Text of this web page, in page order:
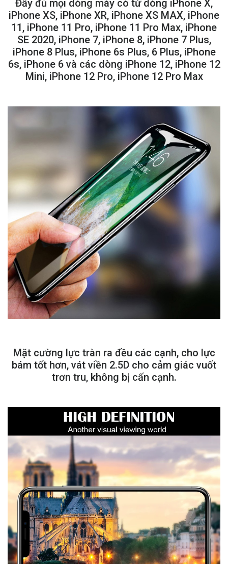
Đầy đủ mọi dòng máy có từ dòng iPhone X,
iPhone XS, iPhone XR, iPhone XS MAX, iPhone
11, iPhone 11 Pro, iPhone 11 Pro Max, iPhone
SE 2020, iPhone 7, iPhone 8, iPhone 7 Plus,
iPhone 8 Plus, iPhone 6s Plus, 6 Plus, iPhone
6s, iPhone 6 và các dòng iPhone 12, iPhone 12
Mini, iPhone 12 Pro, iPhone 12 Pro Max
Mặt cường lực tràn ra đều các cạnh, cho lực
bám tốt hơn, vát viền 2.5D cho cảm giác vuốt
trơn tru, không bị cấn cạnh.